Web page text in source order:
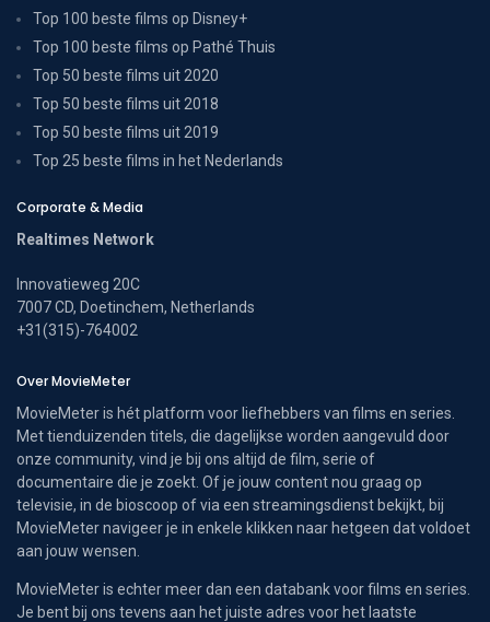
Top 100 beste films op Disney+
Top 100 beste films op Pathé Thuis
Top 50 beste films uit 2020
Top 50 beste films uit 2018
Top 50 beste films uit 2019
Top 25 beste films in het Nederlands
Corporate & Media
Realtimes Network
Innovatieweg 20C
7007 CD, Doetinchem, Netherlands
+31(315)-764002
Over MovieMeter
MovieMeter is hét platform voor liefhebbers van films en series.
Met tienduizenden titels, die dagelijkse worden aangevuld door
onze community, vind je bij ons altijd de film, serie of
documentaire die je zoekt. Of je jouw content nou graag op
televisie, in de bioscoop of via een streamingsdienst bekijkt, bij
MovieMeter navigeer je in enkele klikken naar hetgeen dat voldoet
aan jouw wensen.
MovieMeter is echter meer dan een databank voor films en series.
Je bent bij ons tevens aan het juiste adres voor het laatste